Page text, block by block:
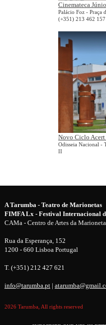
Cinemateca
Palácio Foz - Praça
(+351) 213 462
Novo Ciclo Acert
Odisseia Nacional -
II
A Tarumba - Teatro de Marionetas
FIMFA Lx - Festival Internacional
CAMa - Centro de Artes da Marioneta
Rua da Esperança, 152
1200 - 660 Lisboa Portugal
T. (+351) 212 427 621
info@tarumba.pt|
2026 Tarumba, All rights reserved